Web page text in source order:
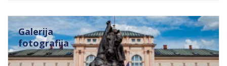
Galerija
fotografija